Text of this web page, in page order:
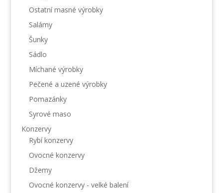
Ostatní masné výrobky
Salámy
Šunky
Sádlo
Míchané výrobky
Pečené a uzené výrobky
Pomazánky
Syrové maso
Konzervy
Rybí konzervy
Ovocné konzervy
Džemy
Ovocné konzervy - velké balení